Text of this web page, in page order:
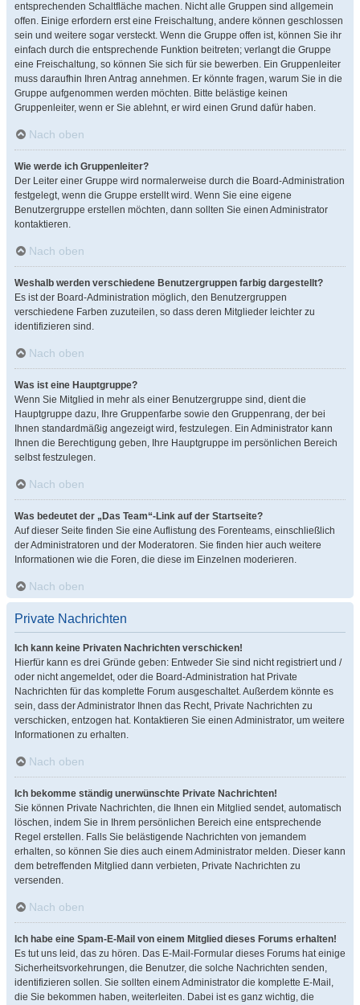
entsprechenden Schaltfläche machen. Nicht alle Gruppen sind allgemein
offen. Einige erfordern erst eine Freischaltung, andere können geschlossen
sein und weitere sogar versteckt. Wenn die Gruppe offen ist, können Sie ihr
einfach durch die entsprechende Funktion beitreten; verlangt die Gruppe
eine Freischaltung, so können Sie sich für sie bewerben. Ein Gruppenleiter
muss daraufhin Ihren Antrag annehmen. Er könnte fragen, warum Sie in die
Gruppe aufgenommen werden möchten. Bitte belästige keinen
Gruppenleiter, wenn er Sie ablehnt, er wird einen Grund dafür haben.
Nach oben
Wie werde ich Gruppenleiter?
Der Leiter einer Gruppe wird normalerweise durch die Board-Administration
festgelegt, wenn die Gruppe erstellt wird. Wenn Sie eine eigene
Benutzergruppe erstellen möchten, dann sollten Sie einen Administrator
kontaktieren.
Nach oben
Weshalb werden verschiedene Benutzergruppen farbig dargestellt?
Es ist der Board-Administration möglich, den Benutzergruppen
verschiedene Farben zuzuteilen, so dass deren Mitglieder leichter zu
identifizieren sind.
Nach oben
Was ist eine Hauptgruppe?
Wenn Sie Mitglied in mehr als einer Benutzergruppe sind, dient die
Hauptgruppe dazu, Ihre Gruppenfarbe sowie den Gruppenrang, der bei
Ihnen standardmäßig angezeigt wird, festzulegen. Ein Administrator kann
Ihnen die Berechtigung geben, Ihre Hauptgruppe im persönlichen Bereich
selbst festzulegen.
Nach oben
Was bedeutet der „Das Team“-Link auf der Startseite?
Auf dieser Seite finden Sie eine Auflistung des Forenteams, einschließlich
der Administratoren und der Moderatoren. Sie finden hier auch weitere
Informationen wie die Foren, die diese im Einzelnen moderieren.
Nach oben
Private Nachrichten
Ich kann keine Privaten Nachrichten verschicken!
Hierfür kann es drei Gründe geben: Entweder Sie sind nicht registriert und /
oder nicht angemeldet, oder die Board-Administration hat Private
Nachrichten für das komplette Forum ausgeschaltet. Außerdem könnte es
sein, dass der Administrator Ihnen das Recht, Private Nachrichten zu
verschicken, entzogen hat. Kontaktieren Sie einen Administrator, um weitere
Informationen zu erhalten.
Nach oben
Ich bekomme ständig unerwünschte Private Nachrichten!
Sie können Private Nachrichten, die Ihnen ein Mitglied sendet, automatisch
löschen, indem Sie in Ihrem persönlichen Bereich eine entsprechende
Regel erstellen. Falls Sie belästigende Nachrichten von jemandem
erhalten, so können Sie dies auch einem Administrator melden. Dieser kann
dem betreffenden Mitglied dann verbieten, Private Nachrichten zu
versenden.
Nach oben
Ich habe eine Spam-E-Mail von einem Mitglied dieses Forums erhalten!
Es tut uns leid, das zu hören. Das E-Mail-Formular dieses Forums hat einige
Sicherheitsvorkehrungen, die Benutzer, die solche Nachrichten senden,
identifizieren sollen. Sie sollten einem Administrator die komplette E-Mail,
die Sie bekommen haben, weiterleiten. Dabei ist es ganz wichtig, die